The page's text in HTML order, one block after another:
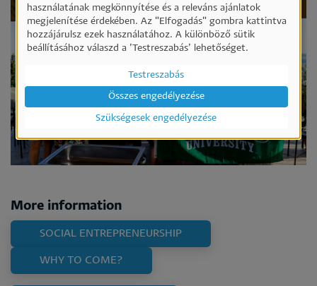
More information
SOCIAL ENTREPRENEURSHIP
WHY TO COME?
Személyes
adatok
és
használata
használatának megkönnyítése és a releváns ajánlatok
megjelenítése érdekében. Az "Elfogadás" gombra kattintva
hozzájárulsz ezek használatához. A különböző sütik
beállításához válaszd a ’Testreszabás’ lehetőséget.
Testreszabás
Szükségesek engedélyezése
Összes engedélyezése